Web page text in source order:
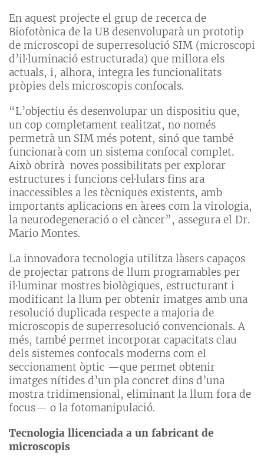
En aquest projecte el grup de recerca de
Biofotònica de la UB desenvoluparà un prototip
de microscopi de superresolució SIM (microscopi
d’il·luminació estructurada) que millora els
actuals, i, alhora, integra les funcionalitats
pròpies dels microscopis confocals.
“L’objectiu és desenvolupar un dispositiu que,
un cop completament realitzat, no només
permetrà un SIM més potent, sinó que també
funcionarà com un sistema confocal complet.
Això obrirà noves possibilitats per explorar
estructures i funcions cel·lulars fins ara
inaccessibles a les tècniques existents, amb
importants aplicacions en àrees com la virologia,
la neurodegeneració o el càncer”, assegura el Dr.
Mario Montes.
La innovadora tecnologia utilitza làsers capaços
de projectar patrons de llum programables per
il·luminar mostres biològiques, estructurant i
modificant la llum per obtenir imatges amb una
resolució duplicada respecte a majoria de
microscopis de superresolució convencionals. A
més, també permet incorporar capacitats clau
dels sistemes confocals moderns com el
seccionament òptic —que permet obtenir
imatges nítides d’un pla concret dins d’una
mostra tridimensional, eliminant la llum fora de
focus— o la fotomanipulació.
Tecnologia llicenciada a un fabricant de
microscopis